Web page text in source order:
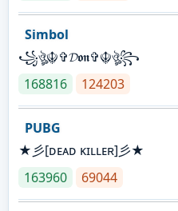
Simbol
꧁ঔৣ☬✞𝓓𝖔𝖓✞☬ঔৣ꧂
168816
124203
PUBG
★彡[ᴅᴇᴀᴅ ᴋɪʟʟᴇʀ]彡★
163960
69044